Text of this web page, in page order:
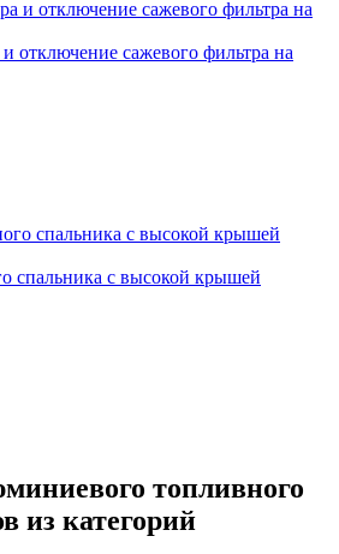
и отключение сажевого фильтра на
спальника с высокой крышей
топливного
из категорий